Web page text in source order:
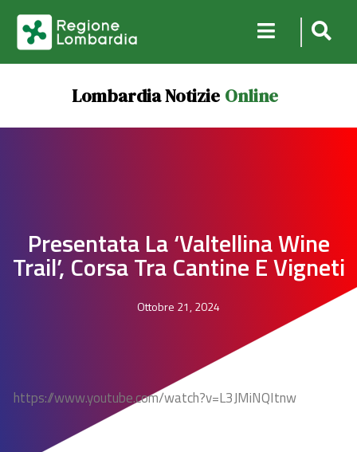
Lombardia Notizie Online
Presentata La ‘Valtellina Wine
Trail’, Corsa Tra Cantine E Vigneti
Ottobre 21, 2024
https://www.youtube.com/watch?v=L3JMiNQItnw